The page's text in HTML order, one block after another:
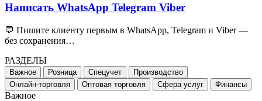
Написать WhatsApp Telegram Viber
💬 Пишите клиенту первым в WhatsApp, Telegram и Viber —
без сохранения…
РАЗДЕЛЫ
Важное Розница Спецучет
Производство
Онлайн-торговля
Оптовая торговля Сфера услуг Финансы
Важное